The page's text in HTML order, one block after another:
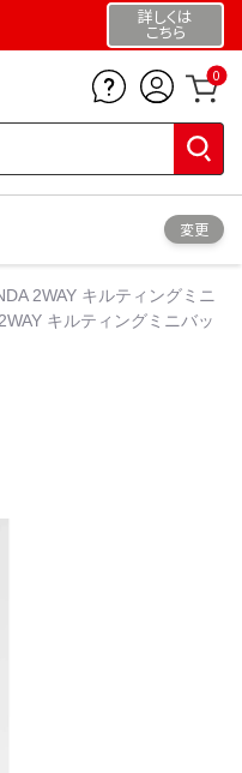
詳しくは
こちら
0
変更
2WAY キルティングミニ
キルティングミニバッ